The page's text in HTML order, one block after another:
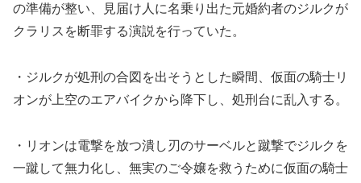
の準備が整い、見届け人に名乗り出た元婚約者のジルクが
クラリスを断罪する演説を行っていた。
・ジルクが処刑の合図を出そうとした瞬間、仮面の騎士リ
オンが上空のエアバイクから降下し、処刑台に乱入する。
・リオンは電撃を放つ潰し刃のサーベルと蹴撃でジルクを
一蹴して無力化し、無実のご令嬢を救うために仮面の騎士